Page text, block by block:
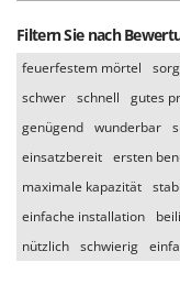
Filtern Sie nach
feuerfestem mörtel
schwer schnell gutes
genügend wunderbar
einsatzbereit ersten
maximale kapazität
einfache installation
nützlich schwierig